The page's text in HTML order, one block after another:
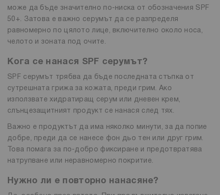
може да бъде значително по-ниска от обозначения SPF
50+. Затова е важно серумът да се разпределя
равномерно по цялото лице, включително около носа,
челото и зоната под очите.
Кога се нанася SPF серумът?
SPF серумът трябва да бъде последната стъпка от
сутрешната грижа за кожата, преди грим. Ако
използвате хидратиращ серум или дневен крем,
слънцезащитният продукт се нанася след тях.
Важно е продуктът да има няколко минути, за да попие
добре, преди да се нанесе фон дьо тен или друг грим.
Това помага за по-добро фиксиране и предотвратява
натрупване или неравномерно покритие.
Нужно ли е повторно нанасяне?